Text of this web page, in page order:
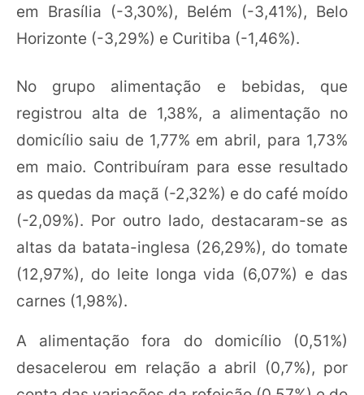
em Brasília (-3,30%), Belém (-3,41%), Belo
Horizonte (-3,29%) e Curitiba (-1,46%).
No grupo alimentação e bebidas, que
registrou alta de 1,38%, a alimentação no
domicílio saiu de 1,77% em abril, para 1,73%
em maio. Contribuíram para esse resultado
as quedas da maçã (-2,32%) e do café moído
(-2,09%). Por outro lado, destacaram-se as
altas da batata-inglesa (26,29%), do tomate
(12,97%), do leite longa vida (6,07%) e das
carnes (1,98%).
A alimentação fora do domicílio (0,51%)
desacelerou em relação a abril (0,7%), por